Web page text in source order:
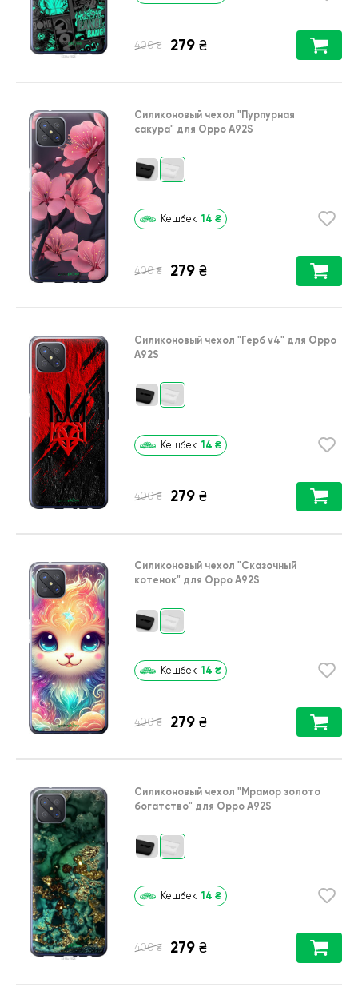
400 ₴ 279 ₴
Силиконовый чехол "Пурпурная
сакура" для Oppo A92S
Кешбек 14 ₴
400 ₴ 279 ₴
Силиконовый чехол "Герб v4" для Oppo
A92S
Кешбек 14 ₴
400 ₴ 279 ₴
Силиконовый чехол "Сказочный
котенок" для Oppo A92S
Кешбек 14 ₴
400 ₴ 279 ₴
Силиконовый чехол "Мрамор золото
богатство" для Oppo A92S
Кешбек 14 ₴
400 ₴ 279 ₴